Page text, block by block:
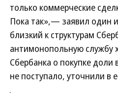
только коммерческие
Пока так»,— заявил один
близкий к структурам
антимонопольную службу
Сбербанка о покупке доли
не поступало, уточнили в